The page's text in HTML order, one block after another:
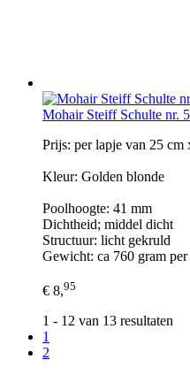
Mohair Steiff Schulte nr.
Prijs: per lapje van 25 cm
Kleur: Golden blonde
Poolhoogte: 41 mm
Dichtheid; middel dicht
Structuur: licht gekruld
Gewicht: ca 760 gram per
€ 8,95
1 - 12 van 13 resultaten
1
2